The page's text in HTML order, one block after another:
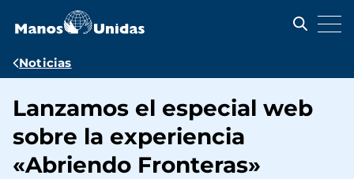
contenido
Ruta
navegación
Noticias
Lanzamos el especial web
sobre la experiencia
«Abriendo Fronteras»